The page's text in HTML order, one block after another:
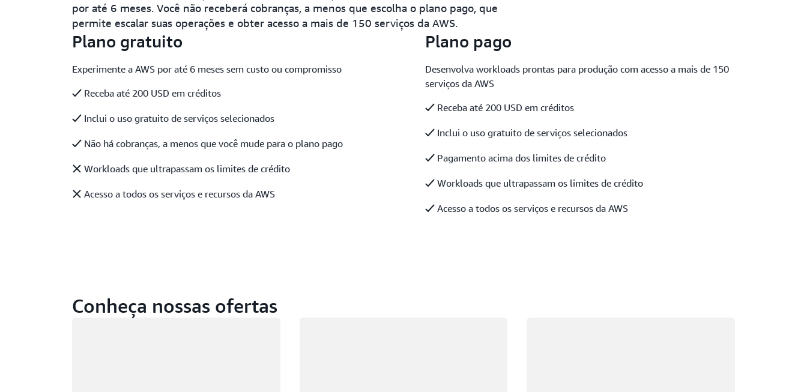
por até 6 meses. Você não receberá cobranças, a menos que escolha o plano pago, que
permite escalar suas operações e obter acesso a mais de 150 serviços da AWS.
Plano gratuito
Experimente a AWS por até 6 meses sem custo ou compromisso
Receba até 200 USD em créditos
Inclui o uso gratuito de serviços selecionados
Não há cobranças, a menos que você mude para o plano pago
Workloads que ultrapassam os limites de crédito
Acesso a todos os serviços e recursos da AWS
Plano pago
Desenvolva workloads prontas para produção com acesso a mais de 150
serviços da AWS
Receba até 200 USD em créditos
Inclui o uso gratuito de serviços selecionados
Pagamento acima dos limites de crédito
Workloads que ultrapassam os limites de crédito
Acesso a todos os serviços e recursos da AWS
Conheça nossas ofertas